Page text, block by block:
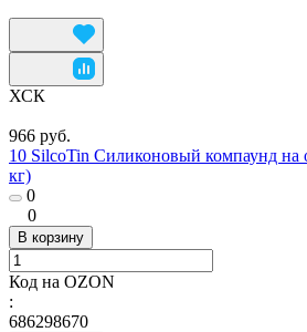
ХСК
966 руб.
10 SilcoTin Силиконовый компаунд на
кг)
0
0
В корзину
Код на OZON
:
686298670